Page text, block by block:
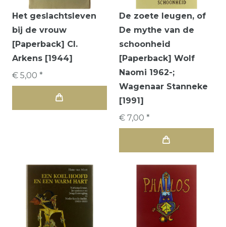
Het geslachtsleven
bij de vrouw
[Paperback] Cl.
Arkens [1944]
€ 5,00 *
De zoete leugen, of
De mythe van de
schoonheid
[Paperback] Wolf
Naomi 1962-;
Wagenaar Stanneke
[1991]
€ 7,00 *